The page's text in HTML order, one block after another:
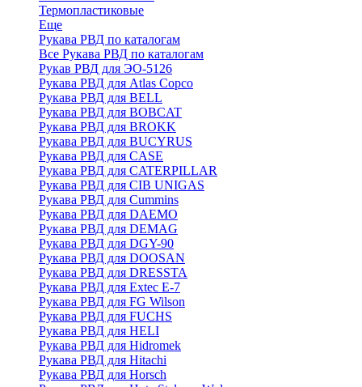
Термопластиковые
Еще
Рукава РВД по каталогам
Все Рукава РВД по каталогам
Рукав РВД для ЭО-5126
Рукава РВД для Atlas Copco
Рукава РВД для BELL
Рукава РВД для BOBCAT
Рукава РВД для BROKK
Рукава РВД для BUCYRUS
Рукава РВД для CASE
Рукава РВД для CATERPILLAR
Рукава РВД для CIB UNIGAS
Рукава РВД для Cummins
Рукава РВД для DAEMO
Рукава РВД для DEMAG
Рукава РВД для DGY-90
Рукава РВД для DOOSAN
Рукава РВД для DRESSTA
Рукава РВД для Extec E-7
Рукава РВД для FG Wilson
Рукава РВД для FUCHS
Рукава РВД для HELI
Рукава РВД для Hidromek
Рукава РВД для Hitachi
Рукава РВД для Horsch